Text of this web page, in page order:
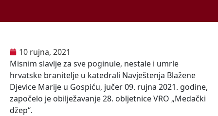
10 rujna, 2021
Misnim slavlje za sve poginule, nestale i umrle
hrvatske branitelje u katedrali Navještenja Blažene
Djevice Marije u Gospiću, jučer 09. rujna 2021. godine,
započelo je obilježavanje 28. obljetnice VRO „Medački
džep“.